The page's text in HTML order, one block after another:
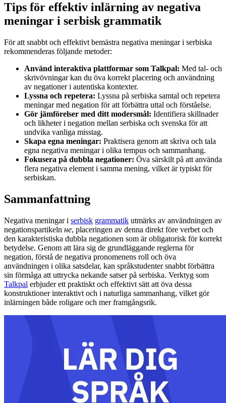
Tips för effektiv inlärning av negativa
meningar i serbisk grammatik
För att snabbt och effektivt bemästra negativa meningar i serbiska
rekommenderas följande metoder:
Använd interaktiva plattformar som Talkpal: Med tal- och
skrivövningar kan du öva korrekt placering och användning
av negationer i autentiska kontexter.
Lyssna och repetera: Lyssna på serbiska samtal och repetera
meningar med negation för att förbättra uttal och förståelse.
Gör jämförelser med ditt modersmål: Identifiera skillnader
och likheter i negation mellan serbiska och svenska för att
undvika vanliga misstag.
Skapa egna meningar: Praktisera genom att skriva och tala
egna negativa meningar i olika tempus och sammanhang.
Fokusera på dubbla negationer: Öva särskilt på att använda
flera negativa element i samma mening, vilket är typiskt för
serbiskan.
Sammanfattning
Negativa meningar i serbisk grammatik utmärks av användningen av
negationspartikeln не, placeringen av denna direkt före verbet och
den karakteristiska dubbla negationen som är obligatorisk för korrekt
betydelse. Genom att lära sig de grundläggande reglerna för
negation, förstå de negativa pronomenens roll och öva
användningen i olika satsdelar, kan språkstudenter snabbt förbättra
sin förmåga att uttrycka nekande satser på serbiska. Verktyg som
Talkpal erbjuder ett praktiskt och effektivt sätt att öva dessa
konstruktioner interaktivt och i naturliga sammanhang, vilket gör
inlärningen både roligare och mer framgångsrik.